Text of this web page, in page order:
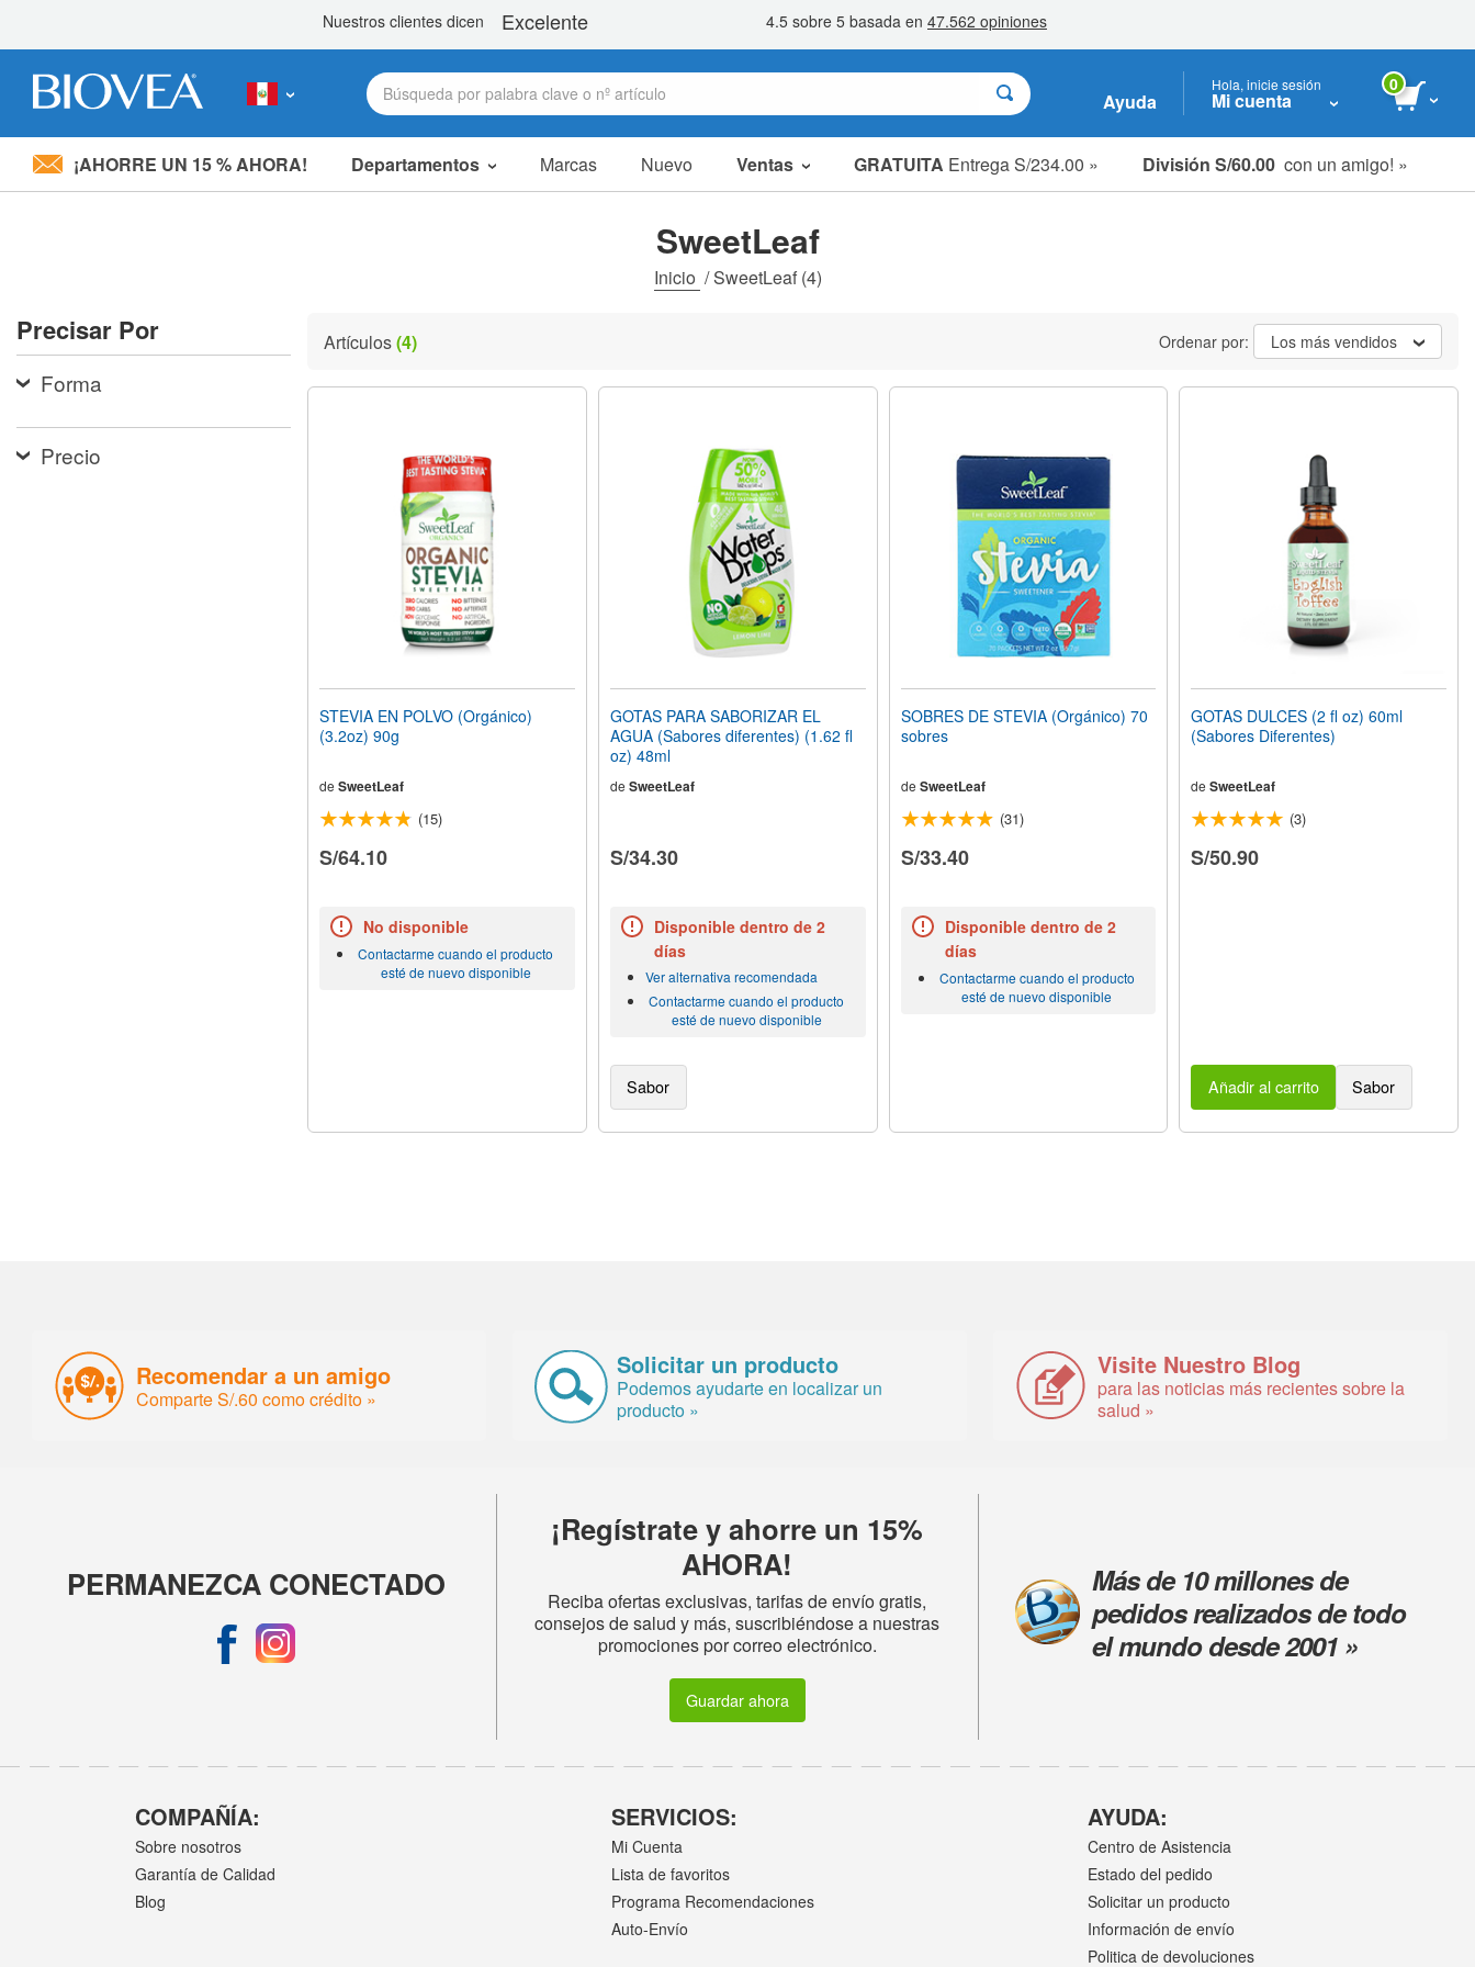
Nota:
accesibilidad.
Presione
Control-
para
ajustar
Ayuda
Hola, inicie sesión
Mi cuenta
0
¡AHORRE UN 15 % AHORA! Departamentos Marcas Nuevo Ventas GRATUITA Entrega S/234.00 » División S/60.00 con un amigo! »
Artículos en oferta
Liquidaciones
SweetLeaf
Inicio /SweetLeaf(4)
Precisar Por
Forma
Precio
Artículos(4) Ordenar por: Los más vendidos
STEVIA EN POLVO (Orgánico)
(3.2oz) 90g
de SweetLeaf
(15)
S/64.10
No disponible
Contactarme cuando el producto
esté de nuevo disponible
GOTAS PARA SABORIZAR EL
AGUA (Sabores diferentes) (1.62 fl
oz) 48ml
de SweetLeaf
S/34.30
Disponible dentro de 2
días
Ver alternativa recomendada
Contactarme cuando el producto
esté de nuevo disponible
Sabor
SOBRES DE STEVIA (Orgánico) 70
sobres
de SweetLeaf
(31)
S/33.40
Disponible dentro de 2
días
Contactarme cuando el producto
esté de nuevo disponible
GOTAS DULCES (2 fl oz) 60ml
(Sabores Diferentes)
de SweetLeaf
(3)
S/50.90
Añadir al carrito Sabor
Recomendar a un amigo
Comparte S/.60 como crédito »
Solicitar un producto
Podemos ayudarte en localizar un
producto »
Visite Nuestro Blog
para las noticias más recientes sobre la
salud »
PERMANEZCA CONECTADO
¡Regístrate y ahorre un 15%
AHORA!
Reciba ofertas exclusivas, tarifas de envío gratis,
consejos de salud y más, suscribiéndose a nuestras
promociones por correo electrónico.
Guardar ahora
Más de 10 millones de
pedidos realizados de todo
el mundo desde 2001 »
COMPAÑÍA:
Sobre nosotros
Garantía de Calidad
Blog
SERVICIOS:
Mi Cuenta
Lista de favoritos
Programa Recomendaciones
Auto-Envío
AYUDA:
Centro de Asistencia
Estado del pedido
Solicitar un producto
Información de envío
Politica de devoluciones